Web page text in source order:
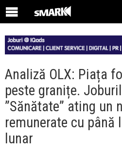
Analiză OLX: Piața
peste granițe.
”Sănătate” ating un
remunerate cu până
lunar